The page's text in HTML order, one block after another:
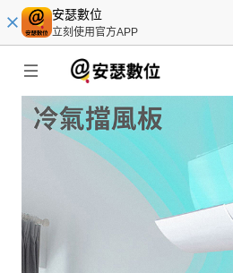
安瑟數位
立刻使用官方APP